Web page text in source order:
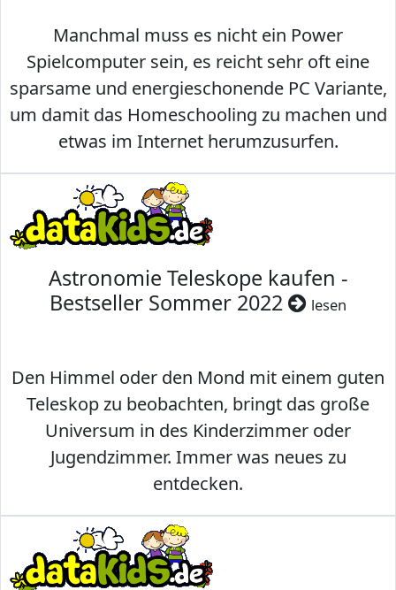
Manchmal muss es nicht ein Power
Spielcomputer sein, es reicht sehr oft eine
sparsame und energieschonende PC Variante,
um damit das Homeschooling zu machen und
etwas im Internet herumzusurfen.
Astronomie Teleskope kaufen -
Bestseller Sommer 2022
lesen
Den Himmel oder den Mond mit einem guten
Teleskop zu beobachten, bringt das große
Universum in des Kinderzimmer oder
Jugendzimmer. Immer was neues zu
entdecken.